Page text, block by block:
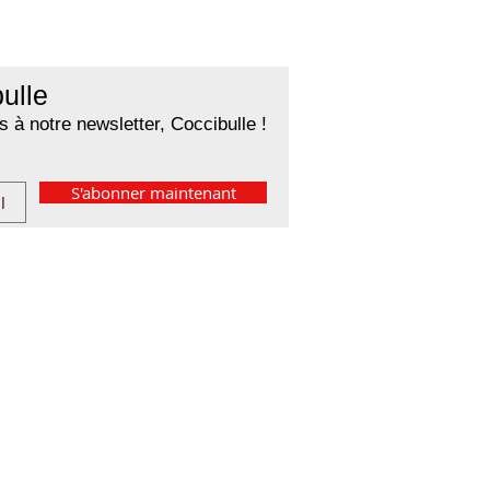
à notre newsletter, Coccibulle !
S'abonner maintenant